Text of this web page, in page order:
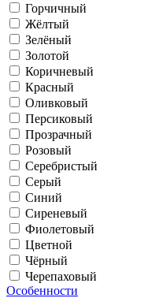
Горчичный
Жёлтый
Зелёный
Золотой
Коричневый
Красный
Оливковый
Персиковый
Прозрачный
Розовый
Серебристый
Серый
Синий
Сиреневый
Фиолетовый
Цветной
Чёрный
Черепаховый
Особенности